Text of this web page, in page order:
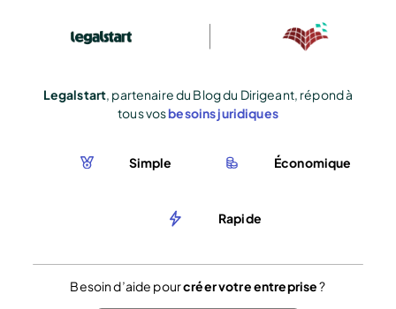
Legalstart, partenaire du Blog du Dirigeant, répond à
tous vosbesoins juridiques
Simple Économique
Rapide
Besoin d’aide pourcréer votre entreprise?